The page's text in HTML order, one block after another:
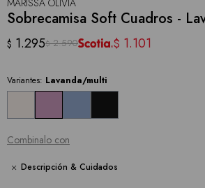
Sobrecamisa Soft Cuadros -
$ 1.295$ 2.590 $ 1.101
Variantes: Lavanda/multi
Combinalo con
Descripción & Cuidados